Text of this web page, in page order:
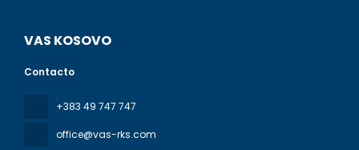
VAS KOSOVO
Contacto
+383 49 747 747
office@vas-rks.com